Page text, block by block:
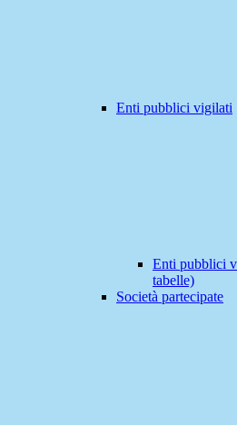
Enti pubblici vigilati
Enti pubblici
tabelle)
Società partecipate